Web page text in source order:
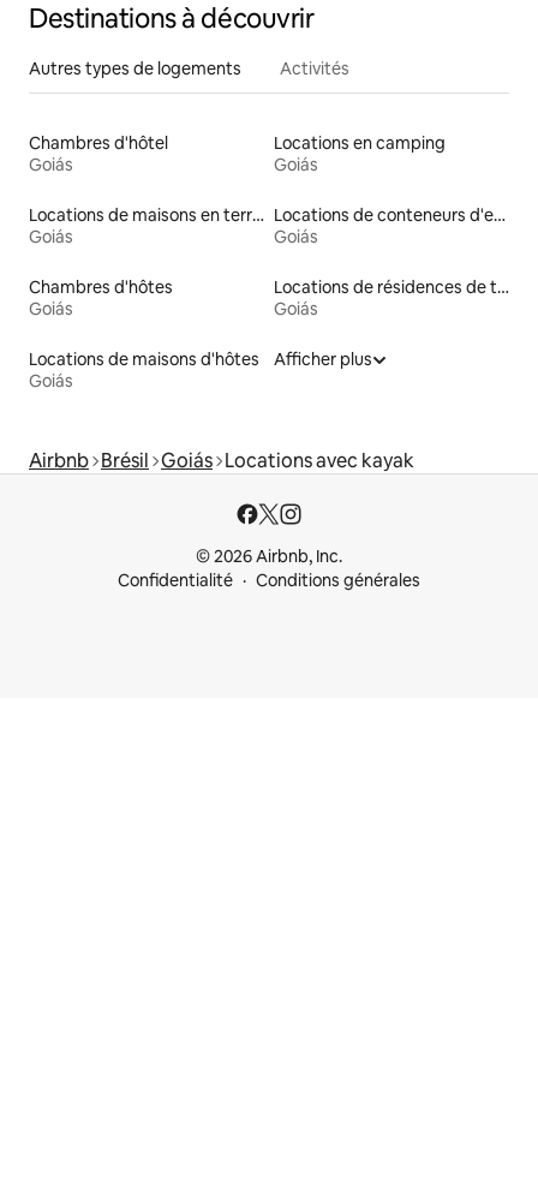
Destinations à découvrir
Autres types de logements Activités
Chambres d'hôtel
Goiás
Locations en camping
Goiás
Locations de maisons en terre
Goiás
Locations de conteneurs d'expédition
Goiás
Chambres d'hôtes
Goiás
Locations de résidences de tourisme
Goiás
Locations de maisons d'hôtes
Goiás
Afficher plus
Airbnb Brésil Goiás Locations avec kayak
© 2026 Airbnb, Inc.
Confidentialité
Conditions générales